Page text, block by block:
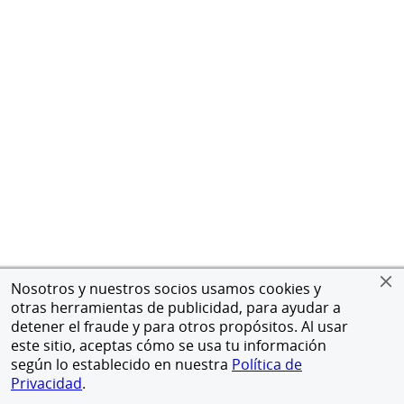
Nosotros y nuestros socios usamos cookies y
otras herramientas de publicidad, para ayudar a
detener el fraude y para otros propósitos. Al usar
este sitio, aceptas cómo se usa tu información
según lo establecido en nuestra Política de
Privacidad.